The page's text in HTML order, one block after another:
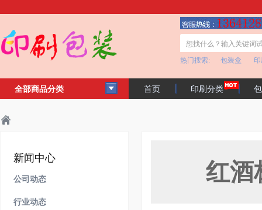
热门搜索: 包装盒
全部商品分类 首页 印刷分类
红酒
新闻中心
公司动态
行业动态